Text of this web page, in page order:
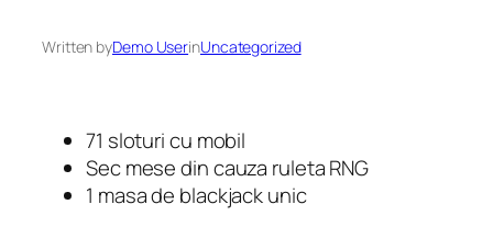
Written byDemo UserinUncategorized
71 sloturi cu mobil
Sec mese din cauza ruleta RNG
1 masa de blackjack unic